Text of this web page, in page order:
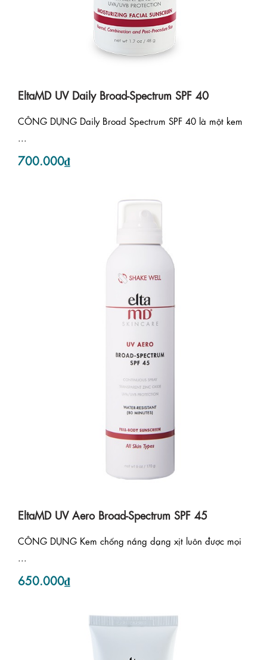
EltaMD UV Daily Broad-Spectrum SPF 40
CÔNG DỤNG Daily Broad Spectrum SPF 40 là một kem
700.000₫
EltaMD UV Aero Broad-Spectrum SPF 45
CÔNG DỤNG Kem chống nắng dạng xịt luôn được mọi
650.000₫